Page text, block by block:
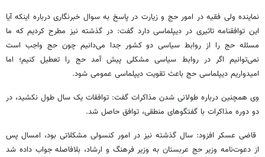
نماینده ولی فقیه در امور حج و زیارت در پاسخ به سوال خبرنگاری درباره اینکه آیا
این توافقنامه تاثیری در دیپلماسی دارد گفت: در گذشته نیز مطرح کردیم که ما
مسئله حج را از روابط سیاسی دو کشور جدا می‌دانیم چون حج واجب است
نمی‌توانیم اگر در روابط سیاسی مشکلی پیش آمد حج را تعطیل کنیم؛ اما
امیدواریم دیپلماسی حج باعث تقویت دیپلماسی عمومی شود.
وی همچنین درباره طولانی شدن مذاکرات گفت: توافقات یک سال طول نکشید، در
دو دوره مذاکرات با گفتگوهای منطقی، توافق حاصل شد.
قاضی عسکر افزود: سال گذشته نیز در امور کنسولی مشکلاتی بود، امسال پس
از دعوت‌نامه وزیر حج عربستان به وزیر فرهنگ و ارشاد، بلافاصله جواب داده شد